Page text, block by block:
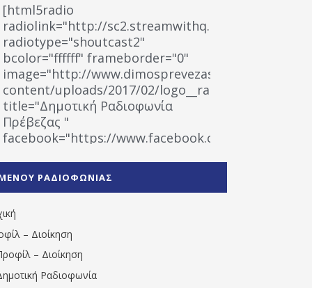
[html5radio
radiolink="http://sc2.streamwithq.com:8028/
radiotype="shoutcast2"
bcolor="ffffff" frameborder="0"
image="http://www.dimosprevezas.gr/wp-
content/uploads/2017/02/logo__radiofonias.jpg"
title="Δημοτική Ραδιοφωνία
Πρέβεζας "
facebook="https://www.facebook.com/
1531194763766854/" artist="" ]
ΡΑΔΙΟΦΩΝΙΑΣ
– Διοίκηση
– Διοίκηση
Ραδιοφωνία